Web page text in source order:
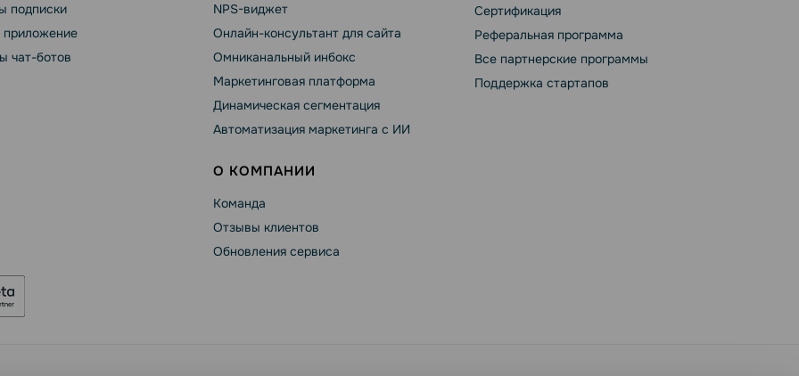
подписки
приложение
чат-ботов
NPS-виджет
Онлайн-консультант для сайта
Омниканальный инбокс
Маркетинговая платформа
Динамическая сегментация
Автоматизация маркетинга с ИИ
О КОМПАНИИ
Команда
Отзывы клиентов
Обновления сервиса
Сертификация
Реферальная программа
Все партнерские программы
Поддержка стартапов